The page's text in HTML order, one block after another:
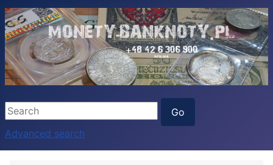
Advanced search